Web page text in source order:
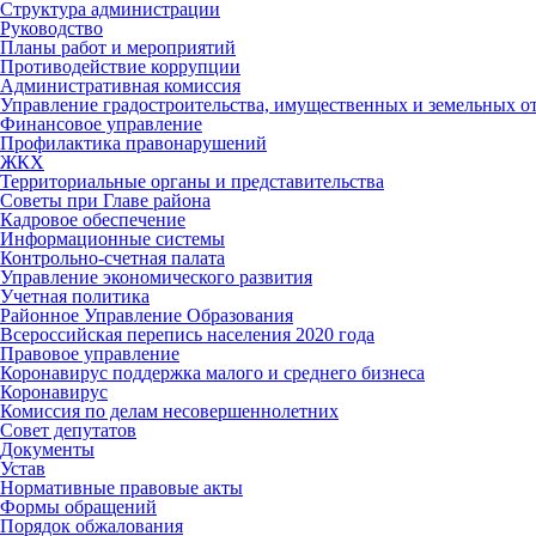
Структура администрации
Руководство
Планы работ и мероприятий
Противодействие коррупции
Административная комиссия
Управление градостроительства, имущественных и земельных
Финансовое управление
Профилактика правонарушений
ЖКХ
Территориальные органы и представительства
Советы при Главе района
Кадровое обеспечение
Информационные системы
Контрольно-счетная палата
Управление экономического развития
Учетная политика
Районное Управление Образования
Всероссийская перепись населения 2020 года
Правовое управление
Коронавирус поддержка малого и среднего бизнеса
Коронавирус
Комиссия по делам несовершеннолетних
Совет депутатов
Документы
Устав
Нормативные правовые акты
Формы обращений
Порядок обжалования